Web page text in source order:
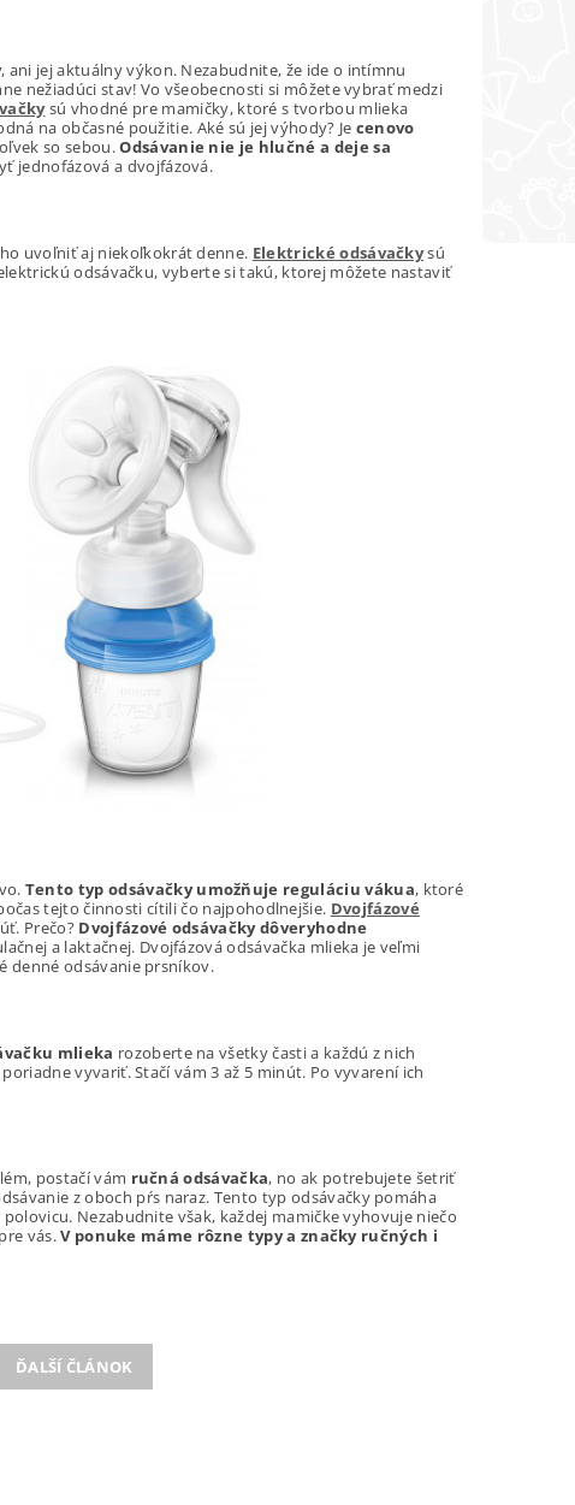
, ani jej aktuálny výkon. Nezabudnite, že ide o intímnu
nežiadúci stav! Vo všeobecnosti si môžete vybrať medzi
sú vhodné pre mamičky, ktoré s tvorbou mlieka
na občasné použitie. Aké sú jej výhody? Je cenovo
so sebou.Odsávanie nie je hlučné a deje sa
jednofázová a dvojfázová.
uvoľniť aj niekoľkokrát denne. Elektrické odsávačkysú
odsávačku, vyberte si takú, ktorej môžete nastaviť
Tento typ odsávačky umožňuje reguláciu vákua, ktoré
tejto činnosti cítili čo najpohodlnejšie. Dvojfázové
Prečo? Dvojfázové odsávačky dôveryhodne
a laktačnej. Dvojfázová odsávačka mlieka je veľmi
denné odsávanie prsníkov.
mlieka rozoberte na všetky časti a každú z nich
vyvariť. Stačí vám 3 až 5 minút. Po vyvarení ich
postačí vám ručná odsávačka, no ak potrebujete šetriť
z oboch pŕs naraz. Tento typ odsávačky pomáha
Nezabudnite však, každej mamičke vyhovuje niečo
vás.V ponuke máme rôzne typy a značky ručných i
ĎALŠÍ ČLÁNOK